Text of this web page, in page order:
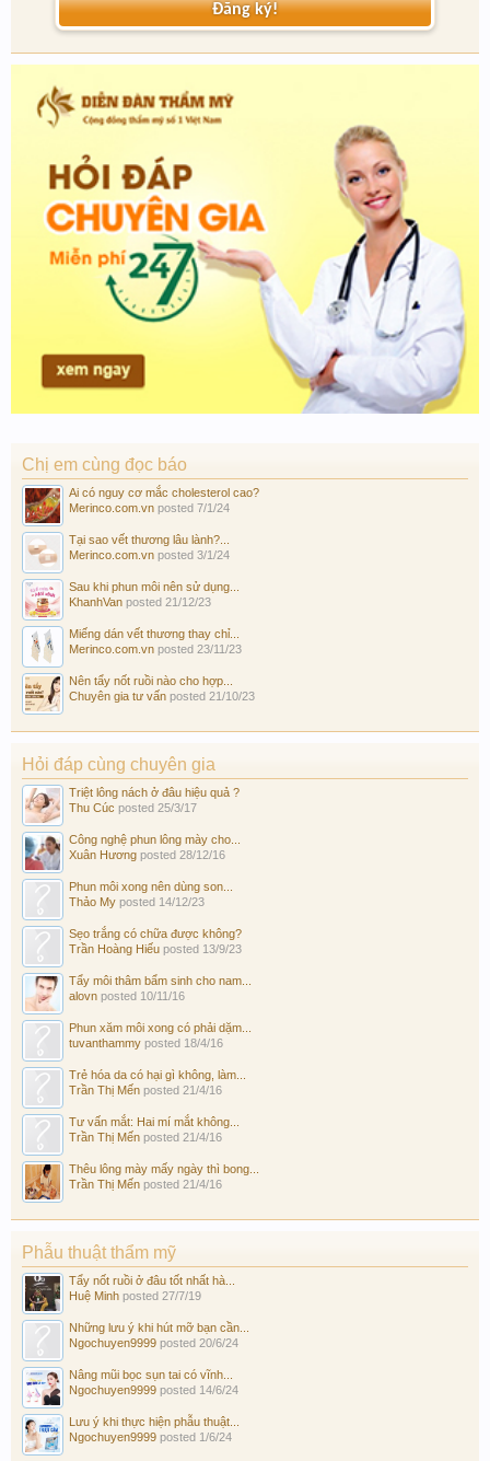
Đăng ký!
Chị em cùng đọc báo
Ai có nguy cơ mắc cholesterol cao?
Merinco.com.vn posted 7/1/24
Tại sao vết thương lâu lành?...
Merinco.com.vn posted 3/1/24
Sau khi phun môi nên sử dụng...
KhanhVan posted 21/12/23
Miếng dán vết thương thay chỉ...
Merinco.com.vn posted 23/11/23
Nên tẩy nốt ruồi nào cho hợp...
Chuyên gia tư vấn posted 21/10/23
Hỏi đáp cùng chuyên gia
Triệt lông nách ở đâu hiệu quả ?
Thu Cúc posted 25/3/17
Công nghệ phun lông mày cho...
Xuân Hương posted 28/12/16
Phun môi xong nên dùng son...
Thảo My posted 14/12/23
Sẹo trắng có chữa được không?
Trần Hoàng Hiếu posted 13/9/23
Tẩy môi thâm bẩm sinh cho nam...
alovn posted 10/11/16
Phun xăm môi xong có phải dặm...
tuvanthammy posted 18/4/16
Trẻ hóa da có hại gì không, làm...
Trần Thị Mến posted 21/4/16
Tư vấn mắt: Hai mí mắt không...
Trần Thị Mến posted 21/4/16
Thêu lông mày mấy ngày thì bong...
Trần Thị Mến posted 21/4/16
Phẫu thuật thẩm mỹ
Tẩy nốt ruồi ở đâu tốt nhất hà...
Huệ Minh posted 27/7/19
Những lưu ý khi hút mỡ bạn cần...
Ngochuyen9999 posted 20/6/24
Nâng mũi bọc sụn tai có vĩnh...
Ngochuyen9999 posted 14/6/24
Lưu ý khi thực hiện phẫu thuật...
Ngochuyen9999 posted 1/6/24